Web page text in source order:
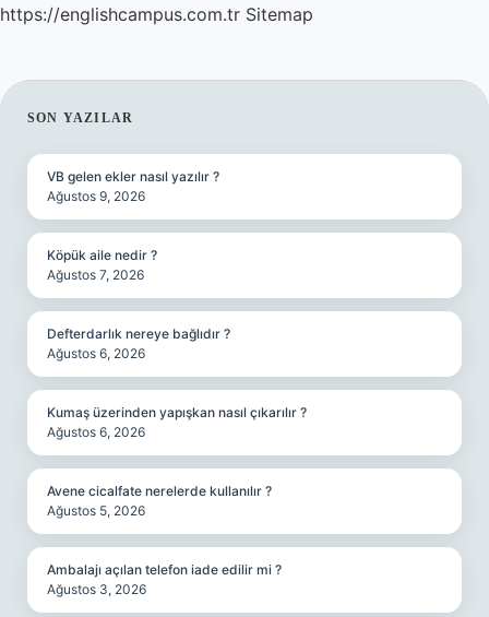
https://englishcampus.com.tr Sitemap
SIDEBAR
SON YAZILAR
VB gelen ekler nasıl yazılır ?
Ağustos 9, 2026
Köpük aile nedir ?
Ağustos 7, 2026
Defterdarlık nereye bağlıdır ?
Ağustos 6, 2026
Kumaş üzerinden yapışkan nasıl çıkarılır ?
Ağustos 6, 2026
Avene cicalfate nerelerde kullanılır ?
Ağustos 5, 2026
Ambalajı açılan telefon iade edilir mi ?
Ağustos 3, 2026